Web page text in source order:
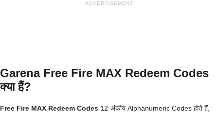
ADVERTISEMENT
Garena Free Fire MAX Redeem Codes
क्या हैं?
Free Fire MAX Redeem Codes 12-अंकीय Alphanumeric Codes होते हैं,